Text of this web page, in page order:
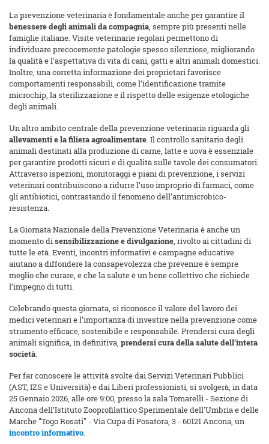
La prevenzione veterinaria è fondamentale anche per garantire il
benessere degli animali da compagnia, sempre più presenti nelle
famiglie italiane. Visite veterinarie regolari permettono di
individuare precocemente patologie spesso silenziose, migliorando
la qualità e l’aspettativa di vita di cani, gatti e altri animali domestici.
Inoltre, una corretta informazione dei proprietari favorisce
comportamenti responsabili, come l’identificazione tramite
microchip, la sterilizzazione e il rispetto delle esigenze etologiche
degli animali.
Un altro ambito centrale della prevenzione veterinaria riguarda gli
allevamenti e la filiera agroalimentare. Il controllo sanitario degli
animali destinati alla produzione di carne, latte e uova è essenziale
per garantire prodotti sicuri e di qualità sulle tavole dei consumatori.
Attraverso ispezioni, monitoraggi e piani di prevenzione, i servizi
veterinari contribuiscono a ridurre l’uso improprio di farmaci, come
gli antibiotici, contrastando il fenomeno dell’antimicrobico-
resistenza.
La Giornata Nazionale della Prevenzione Veterinaria è anche un
momento disensibilizzazione e divulgazione, rivolto ai cittadini di
tutte le età. Eventi, incontri informativi e campagne educative
aiutano a diffondere la consapevolezza che prevenire è sempre
meglio che curare, e che la salute è un bene collettivo che richiede
l’impegno di tutti.
Celebrando questa giornata, si riconosce il valore del lavoro dei
medici veterinari e l’importanza di investire nella prevenzione come
strumento efficace, sostenibile e responsabile. Prendersi cura degli
animali significa, in definitiva, prendersi cura della salute dell’intera
società.
Per far conoscere le attività svolte dai Servizi Veterinari Pubblici
(AST, IZS e Università) e dai Liberi professionisti, si svolgerà, in data
25 Gennaio 2026, alle ore 9:00, presso la sala Tomarelli - Sezione di
Ancona dell’Istituto Zooprofilattico Sperimentale dell'Umbria e delle
Marche "Togo Rosati" - Via Cupa di Posatora, 3 - 60121 Ancona, un
incontro informativo.